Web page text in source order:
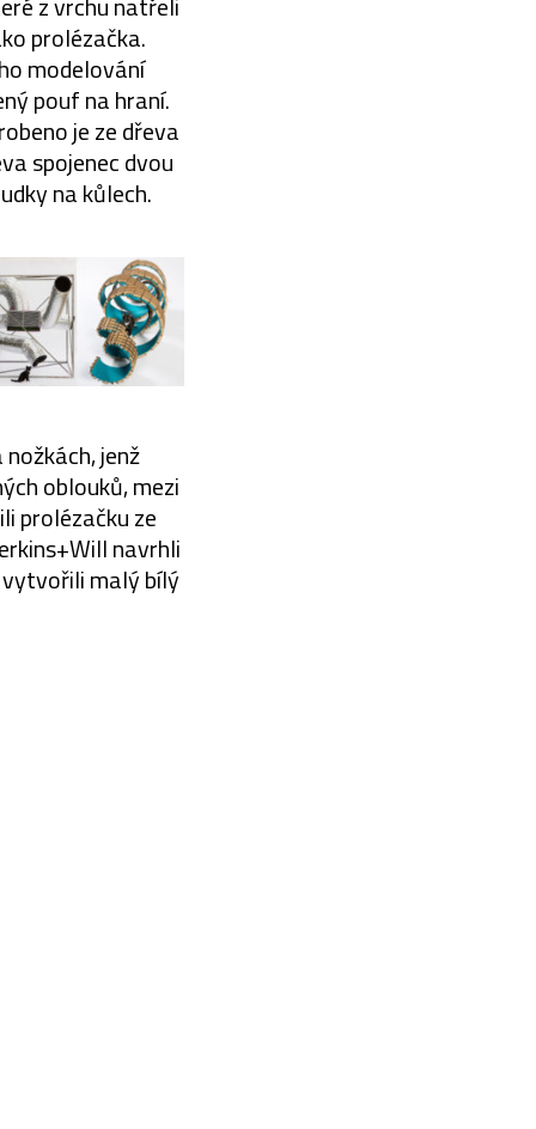
prolézačka.
modelování
pouf na hraní.
je ze dřeva
spojenec dvou
na kůlech.
jenž
oblouků, mezi
prolézačku ze
navrhli
malý bílý